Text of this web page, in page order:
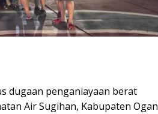
dugaan penganiayaan berat
Air Sugihan, Kabupaten Ogan